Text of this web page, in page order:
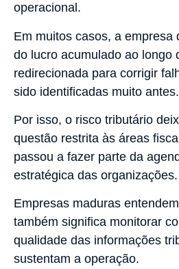
operacional.
Em muitos casos, a empresa
do lucro acumulado ao longo
redirecionada para corrigir
sido identificadas muito antes.
Por isso, o risco tributário
questão restrita às áreas
passou a fazer parte da
estratégica das organizações.
Empresas maduras
também significa monitorar
qualidade das informações
sustentam a operação.